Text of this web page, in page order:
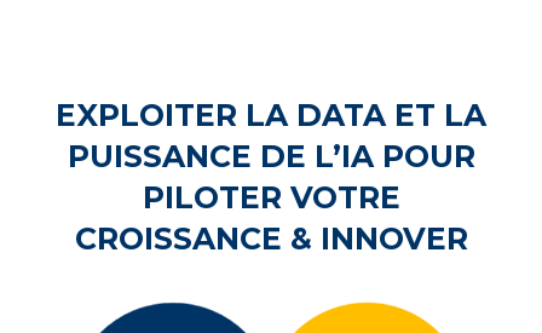
EXPLOITER LA DATA ET LA
PUISSANCE DE L’IA POUR
PILOTER VOTRE
CROISSANCE & INNOVER